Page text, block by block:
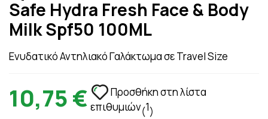
Safe Hydra Fresh Face & Body
Milk Spf50 100ML
Ενυδατικό Αντηλιακό Γαλάκτωμα σε Travel Size
10,75 €
Προσθήκη στη λίστα
επιθυμιών(1)